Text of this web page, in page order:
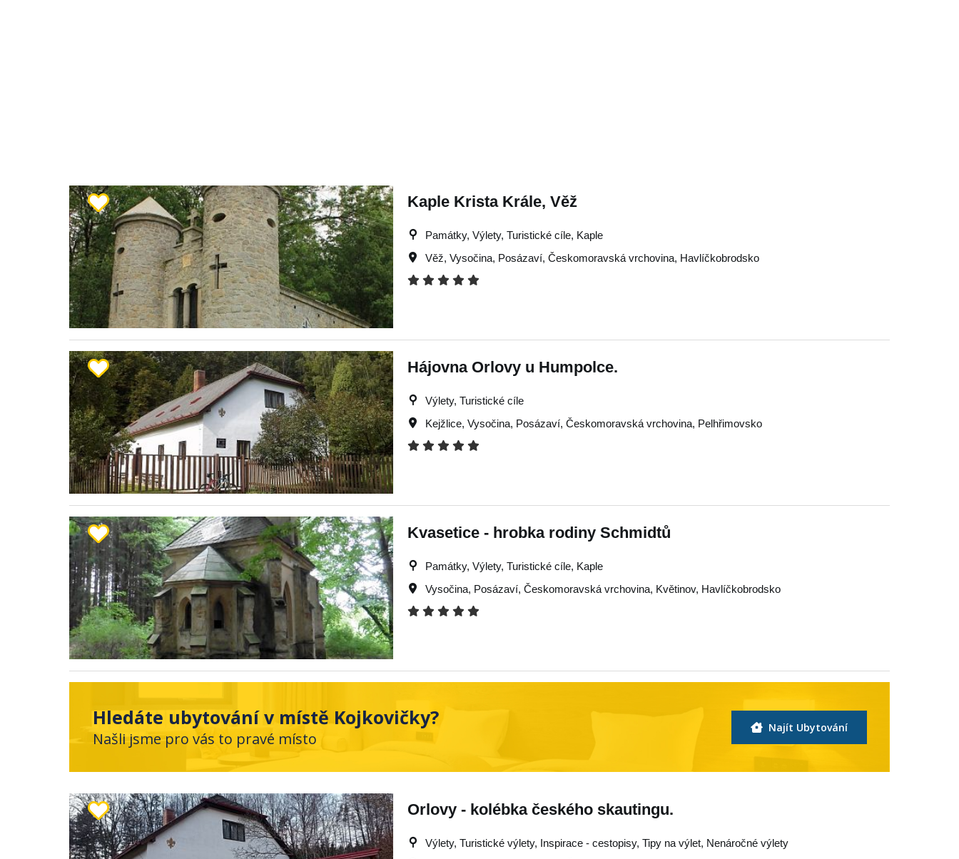
Kaple Krista Krále, Věž
Památky, Výlety, Turistické cíle, Kaple
Věž, Vysočina, Posázaví, Českomoravská vrchovina, Havlíčkobrodsko
Hájovna Orlovy u Humpolce.
Výlety, Turistické cíle
Kejžlice, Vysočina, Posázaví, Českomoravská vrchovina, Pelhřimovsko
Kvasetice - hrobka rodiny Schmidtů
Památky, Výlety, Turistické cíle, Kaple
Vysočina, Posázaví, Českomoravská vrchovina, Květinov, Havlíčkobrodsko
Hledáte ubytování v místě Kojkovičky?
Našli jsme pro vás to pravé místo
Najít Ubytování
Orlovy - kolébka českého skautingu.
Výlety, Turistické výlety, Inspirace - cestopisy, Tipy na výlet, Nenáročné výlety